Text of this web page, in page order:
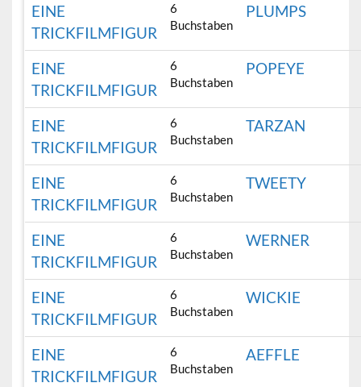
EINE
TRICKFILMFIGUR
6
Buchstaben
PLUMPS
EINE
TRICKFILMFIGUR
6
Buchstaben
POPEYE
EINE
TRICKFILMFIGUR
6
Buchstaben
TARZAN
EINE
TRICKFILMFIGUR
6
Buchstaben
TWEETY
EINE
TRICKFILMFIGUR
6
Buchstaben
WERNER
EINE
TRICKFILMFIGUR
6
Buchstaben
WICKIE
EINE
TRICKFILMFIGUR
6
Buchstaben
AEFFLE